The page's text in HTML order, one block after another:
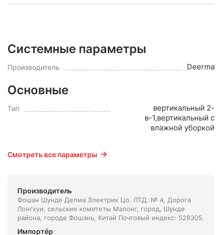
Системные параметры
Производитель Deerma
Основные
Тип
вертикальный 2-
в-1,вертикальный с
влажной уборкой
Смотреть все параметры
Производитель
Фошан Шунде Делма Электрик Цо. ЛТД. № 4, Дорога
Лонгхуи, сельские комитеты Малонг, город, Шунде
района, городе Фошань, Китай Почтовый индекс: 528305.
Импортёр